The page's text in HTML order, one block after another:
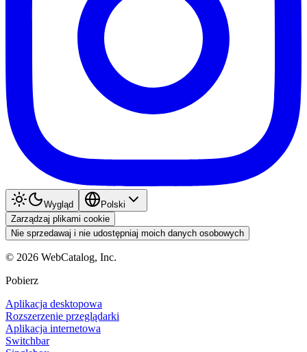
Wygląd
Polski
Zarządzaj plikami cookie
Nie sprzedawaj i nie udostępniaj moich danych osobowych
© 2026 WebCatalog, Inc.
Pobierz
Aplikacja desktopowa
Rozszerzenie przeglądarki
Aplikacja internetowa
Switchbar